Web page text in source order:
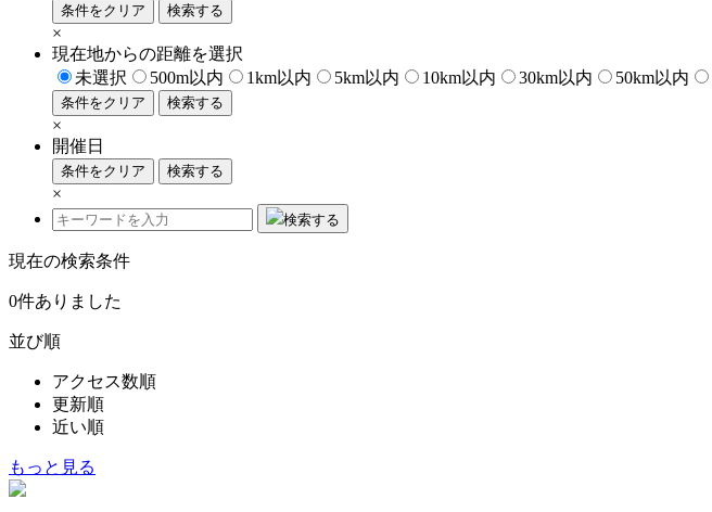
条件をクリア 検索する
×
現在地からの距離を選択
未選択
500m以内 1km以内 5km以内 10km以内 30km以内 50km以内
条件をクリア 検索する
×
開催日
条件をクリア 検索する
×
検索する
現在の検索条件
0件ありました
並び順
アクセス数順
更新順
近い順
もっと見る